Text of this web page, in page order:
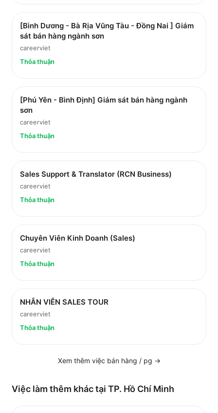
[Bình Dương - Bà Rịa Vũng Tàu - Đồng Nai ] Giám
sát bán hàng ngành sơn
careerviet
Thỏa thuận
[Phú Yên - Bình Định] Giám sát bán hàng ngành
sơn
careerviet
Thỏa thuận
Sales Support & Translator (RCN Business)
careerviet
Thỏa thuận
Chuyên Viên Kinh Doanh (Sales)
careerviet
Thỏa thuận
NHÂN VIÊN SALES TOUR
careerviet
Thỏa thuận
Xem thêm việc bán hàng / pg →
Việc làm thêm khác tại TP. Hồ Chí Minh